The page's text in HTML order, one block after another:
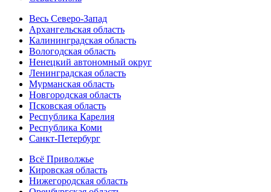
Весь Северо-Запад
Архангельская область
Калининградская область
Вологодская область
Ненецкий автономный округ
Ленинградская область
Мурманская область
Новгородская область
Псковская область
Республика Карелия
Республика Коми
Санкт-Петербург
Всё Приволжье
Кировская область
Нижегородская область